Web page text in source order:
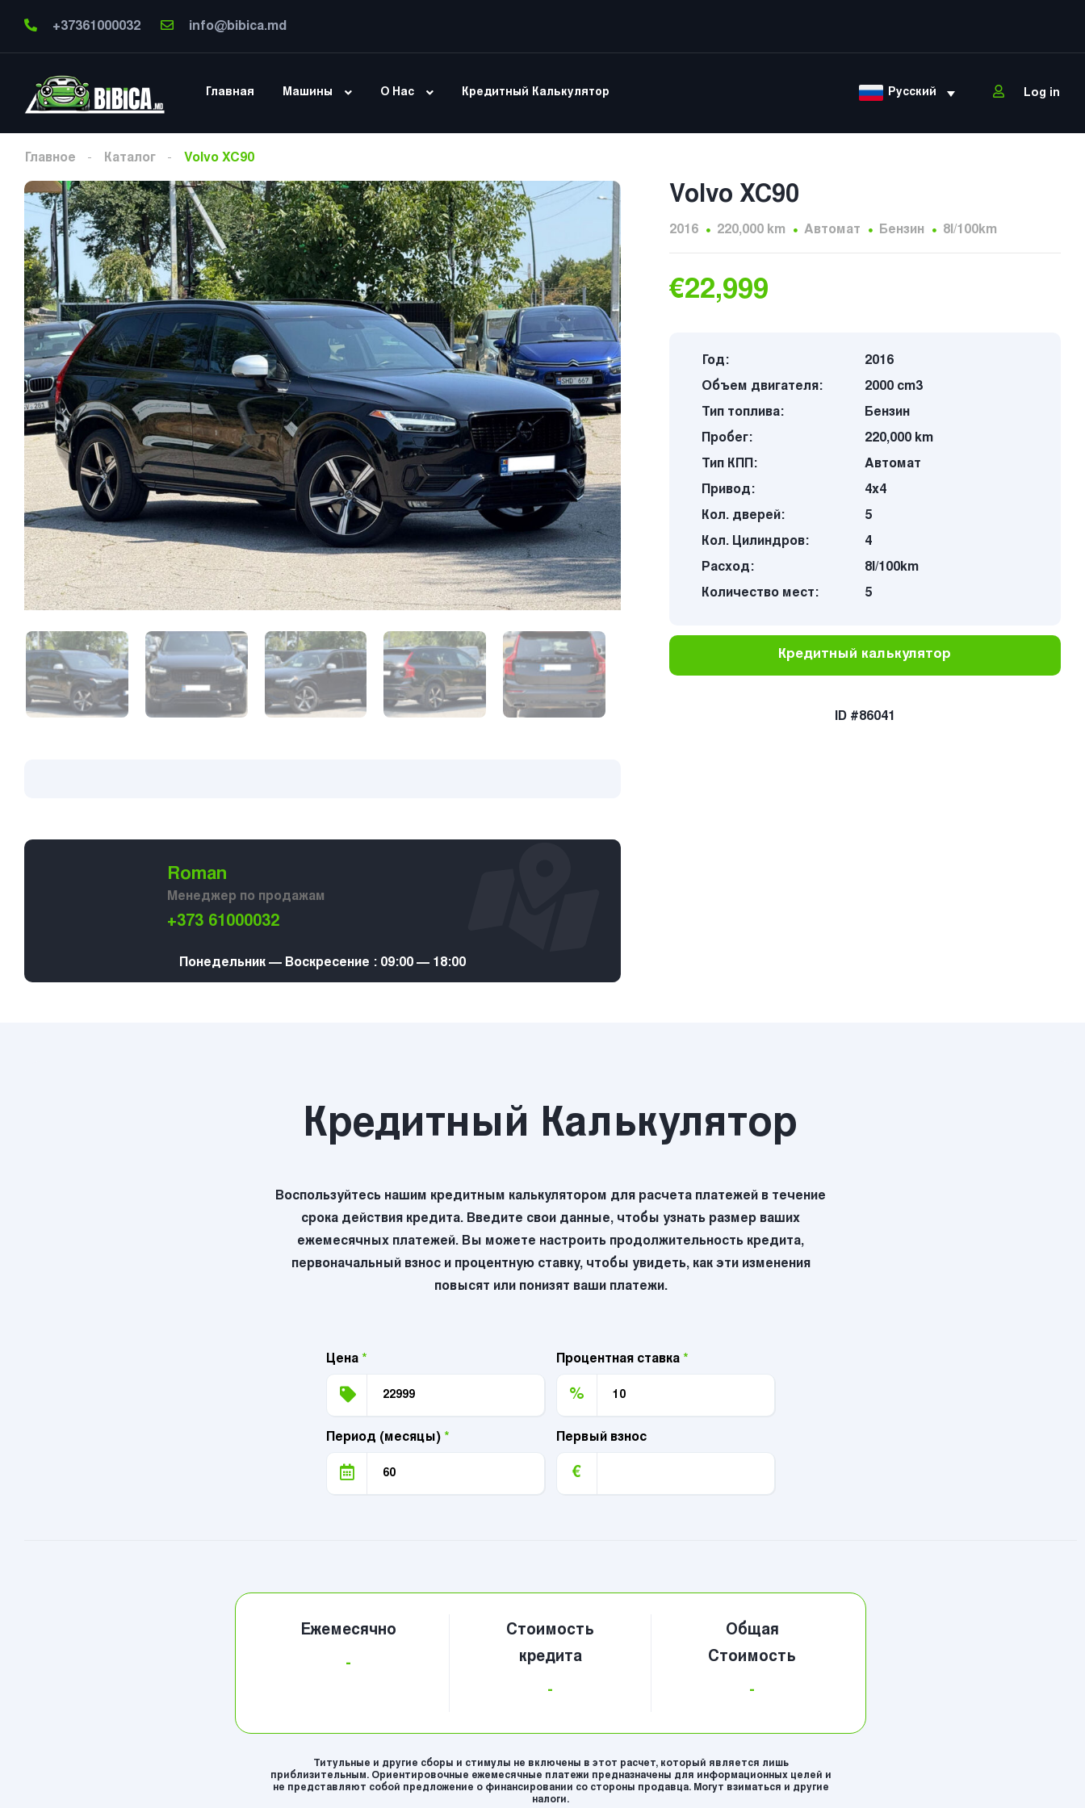
+37361000032 info@bibica.md
Главная Машины О Нас Кредитный Калькулятор Русский Log in
Главное Каталог Volvo XC90
Roman
Менеджер по продажам
+373 61000032
Понедельник — Воскресение : 09:00 — 18:00
Volvo XC90
2016 220,000 km Автомат Бензин 8l/100km
€22,999
Год:
2016
Объем двигателя:
2000 cm3
Тип топлива:
Бензин
Пробег:
220,000 km
Тип КПП:
Автомат
Привод:
4х4
Кол. дверей:
5
Кол. Цилиндров:
4
Расход:
8l/100km
Количество мест:
5
Кредитный калькулятор
ID #86041
Кредитный Калькулятор
Воспользуйтесь нашим кредитным калькулятором для расчета платежей в течение
срока действия кредита. Введите свои данные, чтобы узнать размер ваших
ежемесячных платежей. Вы можете настроить продолжительность кредита,
первоначальный взнос и процентную ставку, чтобы увидеть, как эти изменения
повысят или понизят ваши платежи.
Цена * Процентная ставка *
%
Период (месяцы) * Первый взнос
€
Ежемесячно
-
Стоимость
кредита
-
Общая
Стоимость
-
Титульные и другие сборы и стимулы не включены в этот расчет, который является лишь
приблизительным. Ориентировочные ежемесячные платежи предназначены для информационных целей и
не представляют собой предложение о финансировании со стороны продавца. Могут взиматься и другие
налоги.